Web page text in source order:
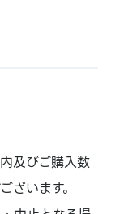
及びご購入数
ざいます。